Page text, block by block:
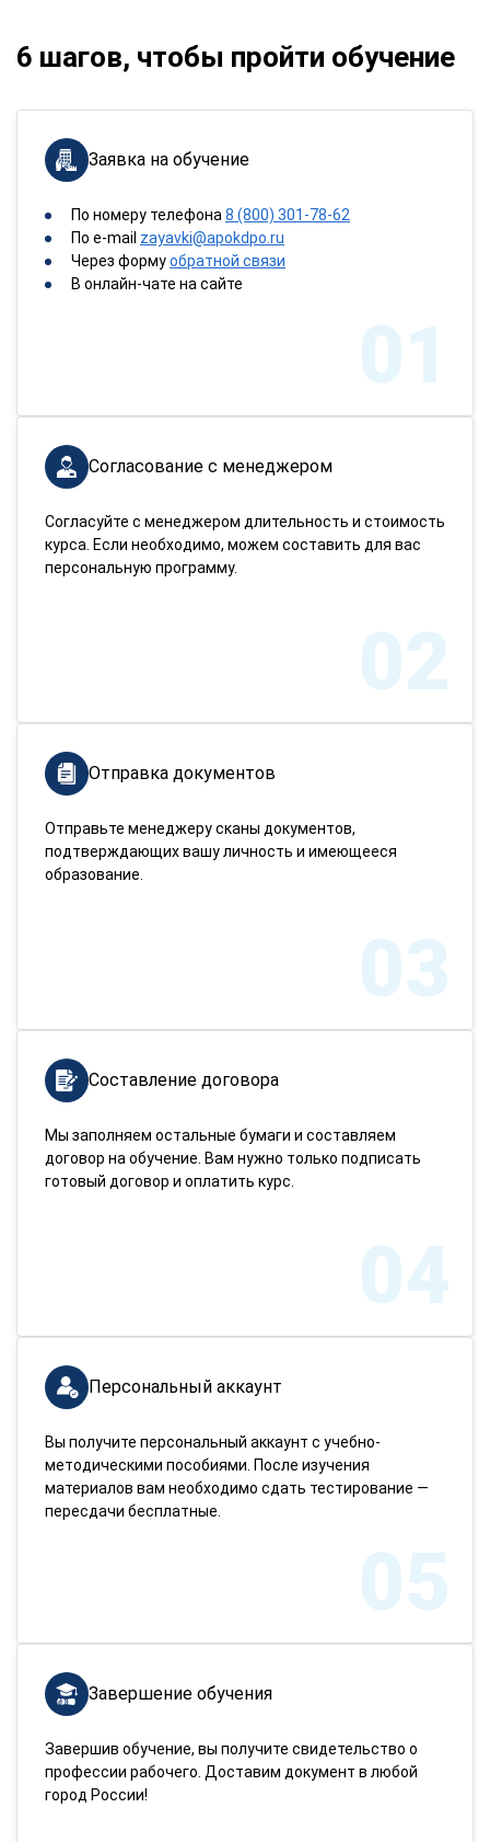
6 шагов, чтобы пройти обучение
Заявка на обучение
По номеру телефона 8 (800) 301-78-62
По e-mail zayavki@apokdpo.ru
Через формуобратной связи
В онлайн-чате на сайте
01
Согласование с менеджером
Согласуйте с менеджером длительность и стоимость
курса. Если необходимо, можем составить для вас
персональную программу.
02
Отправка документов
Отправьте менеджеру сканы документов,
подтверждающих вашу личность и имеющееся
образование.
03
Составление договора
Мы заполняем остальные бумаги и составляем
договор на обучение. Вам нужно только подписать
готовый договор и оплатить курс.
04
Персональный аккаунт
Вы получите персональный аккаунт с учебно-
методическими пособиями. После изучения
материалов вам необходимо сдать тестирование —
пересдачи бесплатные.
05
Завершение обучения
Завершив обучение, вы получите свидетельство о
профессии рабочего. Доставим документ в любой
город России!